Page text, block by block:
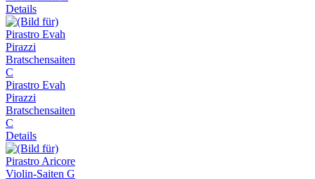
Details
Pirastro Evah
Pirazzi
Bratschensaiten
C
Details